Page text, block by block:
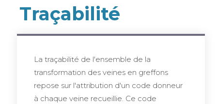
Traçabilité
La traçabilité de l'ensemble de la
transformation des veines en greffons
repose sur l'attribution d'un code donneur
à chaque veine recueillie. Ce code